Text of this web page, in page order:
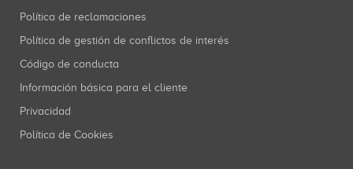
Política de reclamaciones
Política de gestión de conflictos de interés
Código de conducta
Información básica para el cliente
Privacidad
Política de Cookies